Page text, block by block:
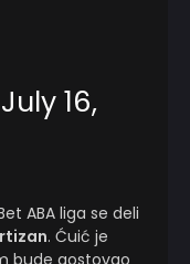
July 16,
ABA liga se deli
. Ćuić je
bude gostovao